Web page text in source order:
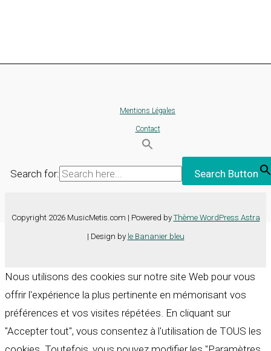
Mentions Légales
Contact
Search for: Search Button
Copyright 2026 MusicMetis.com | Powered by Thème WordPress Astra
| Design by le Bananier bleu
Nous utilisons des cookies sur notre site Web pour vous
offrir l'expérience la plus pertinente en mémorisant vos
préférences et vos visites répétées. En cliquant sur
"Accepter tout", vous consentez à l'utilisation de TOUS les